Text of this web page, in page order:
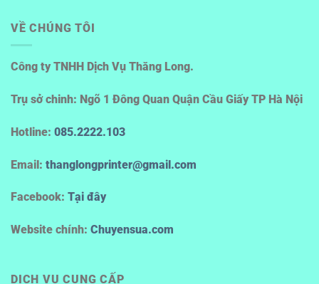
VỀ CHÚNG TÔI
Công ty TNHH Dịch Vụ Thăng Long.
Trụ sở chinh: Ngõ 1 Đông Quan Quận Cầu Giấy TP Hà Nội
Hotline: 085.2222.103
Email: thanglongprinter@gmail.com
Facebook: Tại đây
Website chính: Chuyensua.com
DỊCH VỤ CUNG CẤP